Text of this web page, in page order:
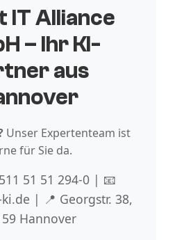
IT Alliance
– Ihr KI-
aus
Unser Expertenteam ist
für Sie da.
51 51 294-0 | 📧
| 📍 Georgstr. 38,
Hannover